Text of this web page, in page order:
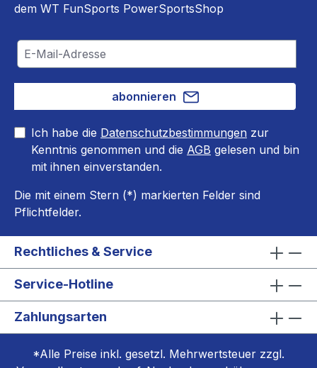
dem WT FunSports PowerSportsShop
abonnieren
Ich habe die Datenschutzbestimmungen zur
Kenntnis genommen und die AGB gelesen und bin
mit ihnen einverstanden.
Die mit einem Stern (*) markierten Felder sind
Pflichtfelder.
Rechtliches & Service
Service-Hotline
Zahlungsarten
*Alle Preise inkl. gesetzl. Mehrwertsteuer zzgl.